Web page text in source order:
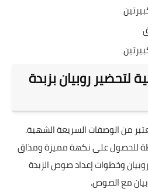
لتحضير روبيان بزبدة
من الوصفات السريعة الشهية.
للحصول على نكهة مميزة ومذاق
وخطوات إعداد صوص الزبدة
مع الصوص.